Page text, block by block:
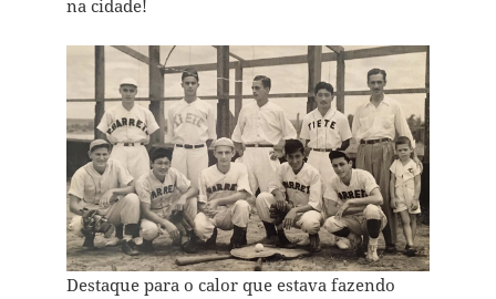
na cidade!
Destaque para o calor que estava fazendo